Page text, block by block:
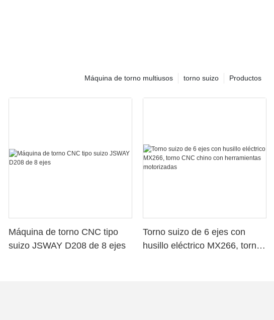
Productos
torno suizo
Máquina de torno multiusos
Máquina de torno CNC tipo
suizo JSWAY D208 de 8 ejes
Torno suizo de 6 ejes con
husillo eléctrico MX266, torno